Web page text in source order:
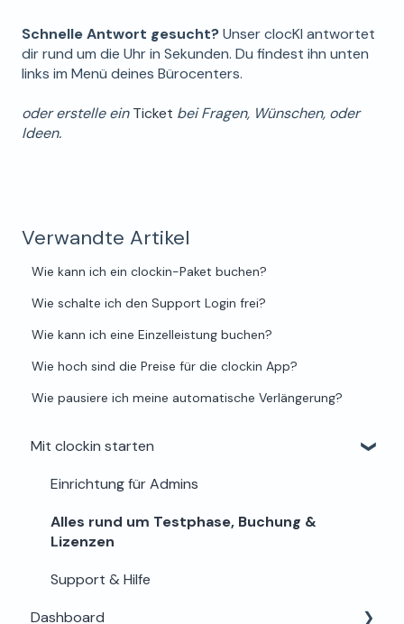
Schnelle Antwort gesucht?Unser clocKI antwortet
dir rund um die Uhr in Sekunden. Du findest ihn unten
links im Menü deines Bürocenters.
oder erstelle einTicket bei Fragen, Wünschen, oder
Ideen.
Verwandte Artikel
Wie kann ich ein clockin-Paket buchen?
Wie schalte ich den Support Login frei?
Wie kann ich eine Einzelleistung buchen?
Wie hoch sind die Preise für die clockin App?
Wie pausiere ich meine automatische Verlängerung?
Mit clockin starten
Einrichtung für Admins
Alles rund um Testphase, Buchung &
Lizenzen
Support & Hilfe
Dashboard